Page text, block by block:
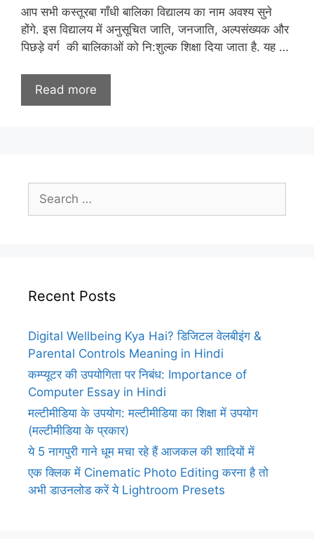
आप सभी कस्तूरबा गाँधी बालिका विद्यालय का नाम अवश्य सुने
होंगे. इस विद्यालय में अनुसूचित जाति, जनजाति, अल्पसंख्यक और
पिछड़े वर्ग की बालिकाओं को नि:शुल्क शिक्षा दिया जाता है. यह …
Read more
for:
Recent Posts
Digital Wellbeing Kya Hai? डिजिटल वेलबीइंग &
Parental Controls Meaning in Hindi
कम्प्यूटर की उपयोगिता पर निबंध: Importance of
Computer Essay in Hindi
मल्टीमीडिया के उपयोग: मल्टीमीडिया का शिक्षा में उपयोग
(मल्टीमीडिया के प्रकार)
ये 5 नागपुरी गाने धूम मचा रहे हैं आजकल की शादियों में
एक क्लिक में Cinematic Photo Editing करना है तो
अभी डाउनलोड करें ये Lightroom Presets